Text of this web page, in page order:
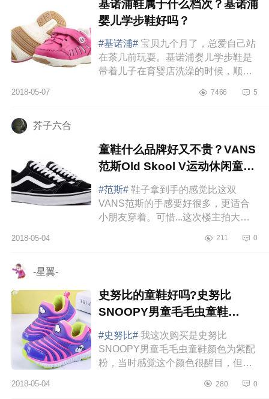
基诺浦鞋属于什么档次？基诺浦
婴儿学步鞋好吗？
#基诺浦# 宝贝九个月了，总爱自己站
在茶几前玩耍。基诺浦婴儿学步鞋是
带着儿子在育婴店洗澡的时候，顺便
于中高档品牌了。当时也没对比太...
2018-05-07 7466 5
芥子六合
童鞋什么品牌好又不贵？VANS
范斯Old Skool V运动休闲童鞋
好吗？
#范斯# 鞋子拿到手的感觉比这双
VANS范斯的手感要好很多，更适合
小朋友穿着。可惜...这次楼主拍大
长约20CM。好在是天猫旗舰店购买
2018-05-04 211 0
-星翼-
史努比的童鞋好吗?史努比
SNOOPY男童毛毛虫童鞋
S615559质量怎么样？
#史努比# 我这次购买是史努比
SNOOPY男童毛毛虫童鞋颜色为紫配
粉，当时感觉这个颜色很醒目，但看
了。毛毛虫鞋是“一脚蹬”式的，所以可
2018-05-04 280 0